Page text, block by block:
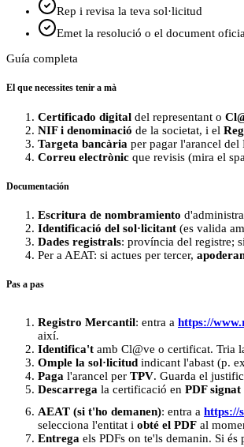
Rep i revisa la teva sol·licitud
Emet la resolució o el document
Guía completa
El que necessites tenir a mà
Certificado digital del representant o
NIF i denominació de la societat, i el
Targeta bancària per pagar l'arancel
Correu electrònic que revisis (mira el
Documentación
Escritura de nombramiento
Identificació del sol·licitant (es valida
Dades registrals: província del registre;
Per a AEAT: si actues per tercer,
Pas a pas
Registro Mercantil: entra a https://
així.
Identifica't amb Cl@ve o certificat. Tria
Omple la sol·licitud indicant l'abast (p.
Paga l'arancel per TPV. Guarda el
Descarrega la certificació en PDF signat
AEAT (si t'ho demanen): entra a https://
selecciona l'entitat i obté el PDF al
Entrega els PDFs on te'ls demanin. Si és